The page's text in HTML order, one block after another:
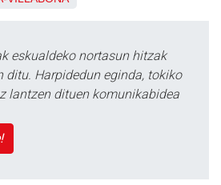
eskualdeko nortasun hitzak
ditu. Harpidedun eginda, tokiko
lantzen dituen komunikabidea